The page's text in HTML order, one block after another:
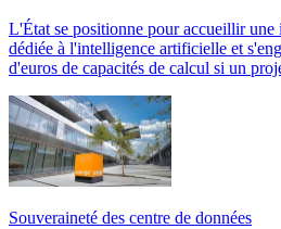
L'État se positionne pour accueillir une
dédiée à l'intelligence artificielle et
d'euros de capacités de calcul si un
Souveraineté des centre de données